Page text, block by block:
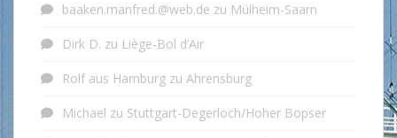
baaken.manfred.@web.de zu Mülheim-Saarn
Dirk D. zu Liège-Bol d’Air
Rolf aus Hamburg zu Ahrensburg
Michael zu Stuttgart-Degerloch/Hoher Bopser